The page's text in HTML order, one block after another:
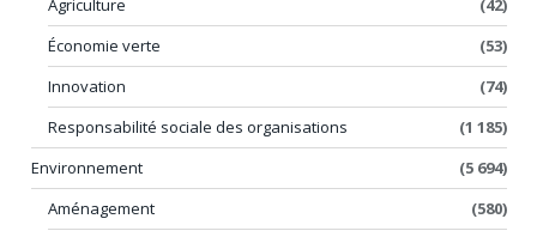
Agriculture
(42)
Économie verte
(53)
Innovation
(74)
Responsabilité sociale des organisations
(1 185)
Environnement
(5 694)
Aménagement
(580)